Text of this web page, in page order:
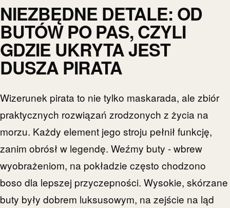
NIEZBĘDNE DETALE: OD
BUTÓW PO PAS, CZYLI
GDZIE UKRYTA JEST
DUSZA PIRATA
Wizerunek pirata to nie tylko maskarada, ale zbiór
praktycznych rozwiązań zrodzonych z życia na
morzu. Każdy element jego stroju pełnił funkcję,
zanim obrósł w legendę. Weźmy buty - wbrew
wyobrażeniom, na pokładzie często chodzono
boso dla lepszej przyczepności. Wysokie, skórzane
buty były dobrem luksusowym, na zejście na ląd